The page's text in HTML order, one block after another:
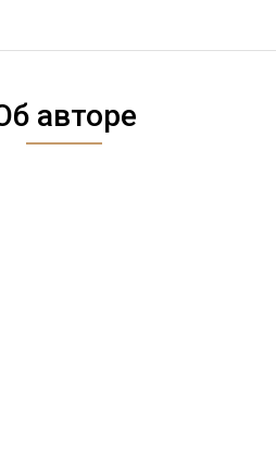
авторе